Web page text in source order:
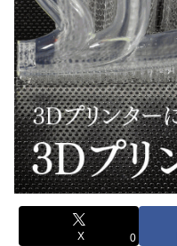
X 0